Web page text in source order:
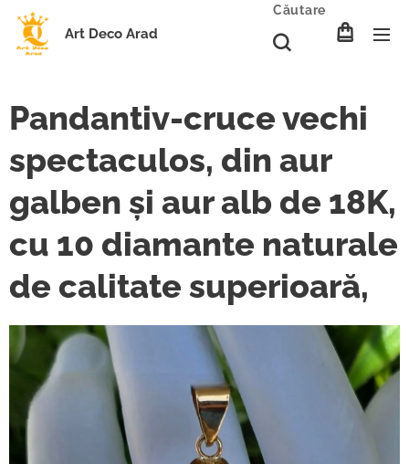
Art Deco Arad
Căutare
Pandantiv-cruce vechi
spectaculos, din aur
galben și aur alb de 18K,
cu 10 diamante naturale
de calitate superioară,